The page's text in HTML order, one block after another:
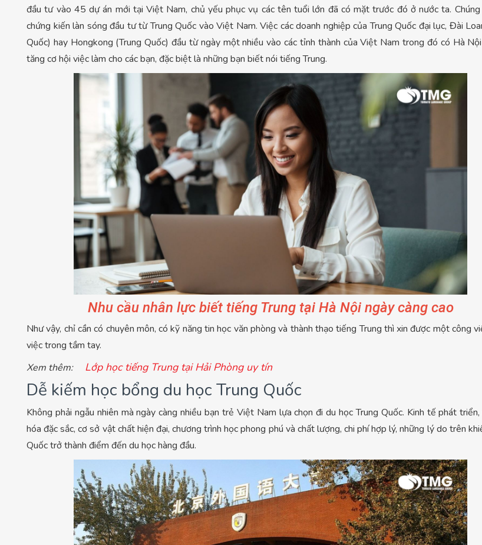
đầu tư vào 45 dự án mới tại Việt Nam, chủ yếu phục vụ các tên tuổi lớn đã có mặt trước đó ở nước ta.
chứng kiến làn sóng đầu tư từ Trung Quốc vào Việt Nam. Việc các doanh nghiệp của Trung Quốc đại lục, Đài
Quốc) hay Hongkong (Trung Quốc) đầu từ ngày một nhiều vào các tỉnh thành của Việt Nam trong đó có Hà
tăng cơ hội việc làm cho các bạn, đặc biệt là những bạn biết nói tiếng Trung.
Nhu cầu nhân lực biết tiếng Trung tại Hà Nội ngày càng cao
Như vậy, chỉ cần có chuyên môn, có kỹ năng tin học văn phòng và thành thạo tiếng Trung thì xin được một công
việc trong tầm tay.
Xem thêm:
Lớp học tiếng Trung tại Hải Phòng uy tín
Dễ kiếm học bổng du học Trung Quốc
Không phải ngẫu nhiên mà ngày càng nhiều bạn trẻ Việt Nam lựa chọn đi du học Trung Quốc. Kinh tế phát triển,
hóa đặc sắc, cơ sở vật chất hiện đại, chương trình học phong phú và chất lượng, chi phí hợp lý, những lý do trên
Quốc trở thành điểm đến du học hàng đầu.